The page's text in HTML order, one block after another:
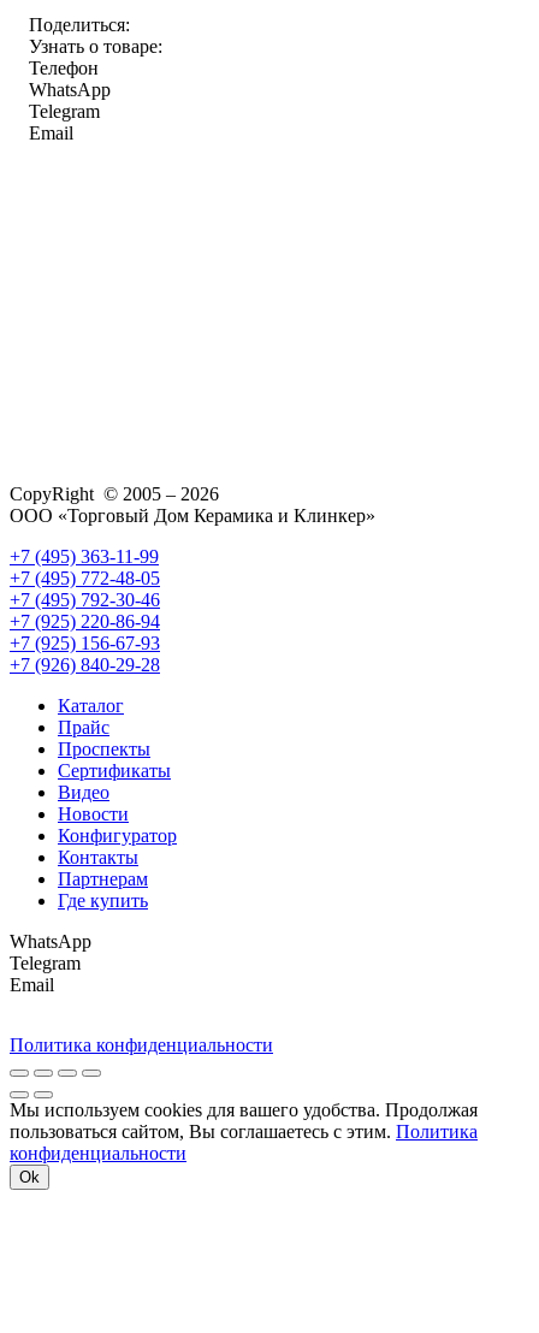
Поделиться:
Узнать о товаре:
Телефон
WhatsApp
Telegram
Email
CopyRight © 2005 – 2026
ООО «Торговый Дом Керамика и Клинкер»
+7 (495) 363-11-99
+7 (495) 772-48-05
+7 (495) 792-30-46
+7 (925) 220-86-94
+7 (925) 156-67-93
+7 (926) 840-29-28
Каталог
Прайс
Проспекты
Сертификаты
Видео
Новости
Конфигуратор
Контакты
Партнерам
Где купить
WhatsApp
Telegram
Email
Политика конфиденциальности
Мы используем cookies для вашего удобства. Продолжая
пользоваться сайтом, Вы соглашаетесь с этим. Политика
конфиденциальности
Ok